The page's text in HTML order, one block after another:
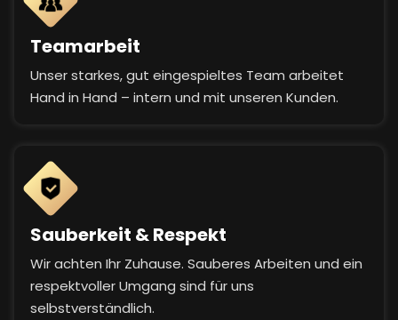
Teamarbeit
Unser starkes, gut eingespieltes Team arbeitet
Hand in Hand – intern und mit unseren Kunden.
Sauberkeit & Respekt
Wir achten Ihr Zuhause. Sauberes Arbeiten und ein
respektvoller Umgang sind für uns
selbstverständlich.